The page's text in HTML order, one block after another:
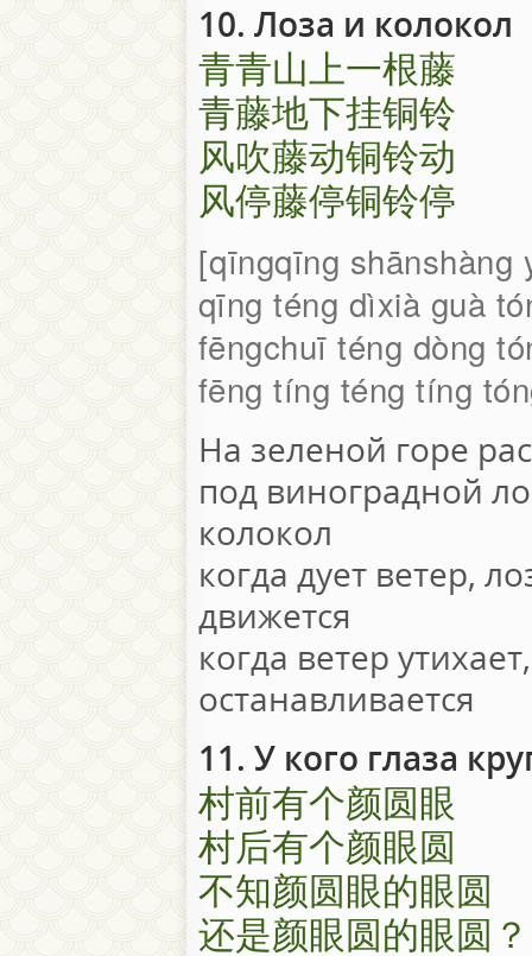
10. Лоза и колокол
青青山上一根藤
青藤地下挂铜铃
风吹藤动铜铃动
风停藤停铜铃停
qīngqīng shānshàng
qīng téng dìxià guà
fēngchuī téng dòng
fēng tíng téng tíng
На зеленой горе
под виноградной
колокол
когда дует ветер,
движется
когда ветер
останавливается
11. У кого глаза
村前有个颜圆眼
村后有个颜眼圆
不知颜圆眼的眼圆
还是颜眼圆的眼圆？